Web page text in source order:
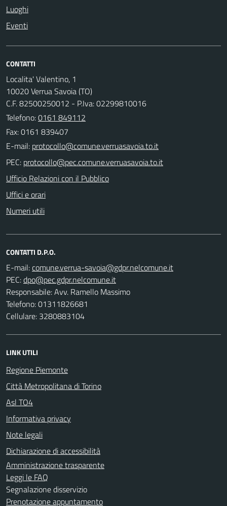
Luoghi
Eventi
CONTATTI
Localita' Valentino, 1
10020 Verrua Savoia (TO)
C.F. 82500250012 - P.Iva: 02299810016
Telefono:0161 849112
Fax: 0161 839407
E-mail:
PEC:
Ufficio Relazioni con il Pubblico
Uffici e orari
Numeri utili
CONTATTI D.P.O.
E-mail:
PEC:
Responsabile: Avv. Ramello Massimo
Telefono: 01311826681
Cellulare: 3280883104
LINK UTILI
Regione Piemonte
Città Metropolitana di Torino
Asl TO4
Informativa privacy
Note legali
Dichiarazione di accessibilità
Amministrazione trasparente
Leggi le FAQ
Segnalazione disservizio
Prenotazione appuntamento